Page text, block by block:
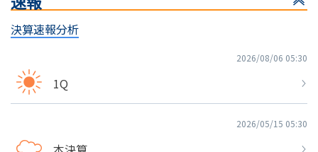
決算速報分析
2026/08/06 05:30
1Q
2026/05/15 05:30